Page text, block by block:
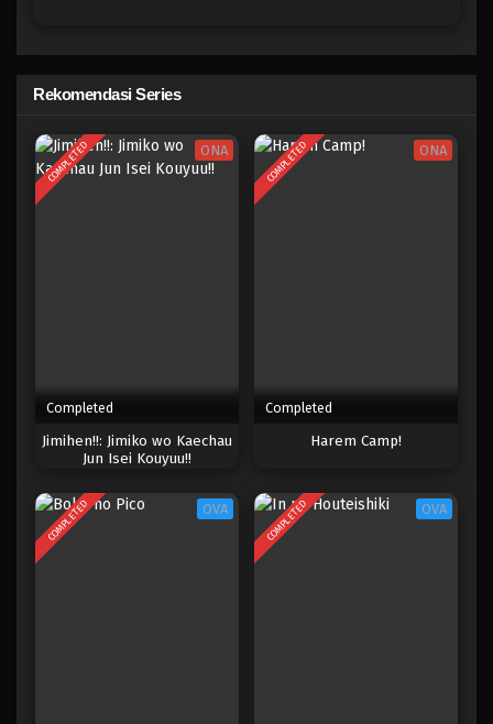
Rekomendasi Series
COMPLETED ONA
Completed
Jimihen!!: Jimiko wo Kaechau
Jun Isei Kouyuu!!
COMPLETED ONA
Completed
Harem Camp!
COMPLETED OVA COMPLETED OVA